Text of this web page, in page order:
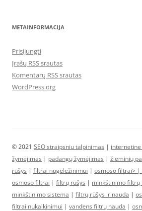
METAINFORMACIJA
Prisijungti
Įrašų RSS srautas
Komentarų RSS srautas
WordPress.org
© 2021 SEO straipsniu talpinimas |
žymėjimas | padangų žymėjimas | žieminių
rūšys | filtrai nugeležinimui | osmoso filtrai> |
osmoso filtrai | filtrų rūšys | minkštinimo filtrų
minkštinimo sistema | filtrų rūšys ir nauda |
filtrai nukalkinimui | vandens filtrų nauda |